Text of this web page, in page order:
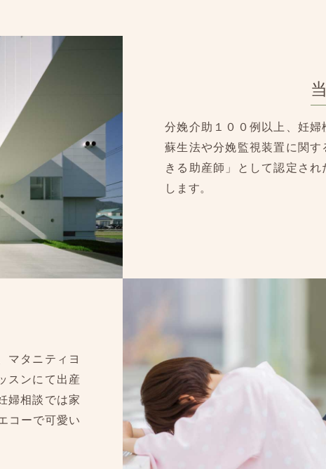
分娩介助１００例以上、妊
蘇生法や分娩監視装置に関
きる助産師」として認定さ
します。
マタニティヨ
スンにて出産
婦相談では家
コーで可愛い